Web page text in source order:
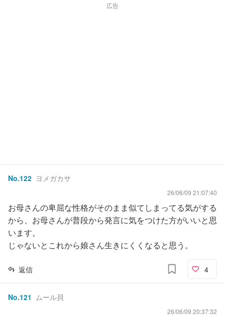
広告
No.122 ヨメガカサ
26/06/09 21:07:40
お母さんの卑屈な性格がそのまま似てしまってる気がする
から、お母さんが普段から発言に気をつけた方がいいと思
います。
じゃないとこれから娘さん生きにくくなると思う。
返信 4
No.121 ムール貝
26/06/09 20:37:32